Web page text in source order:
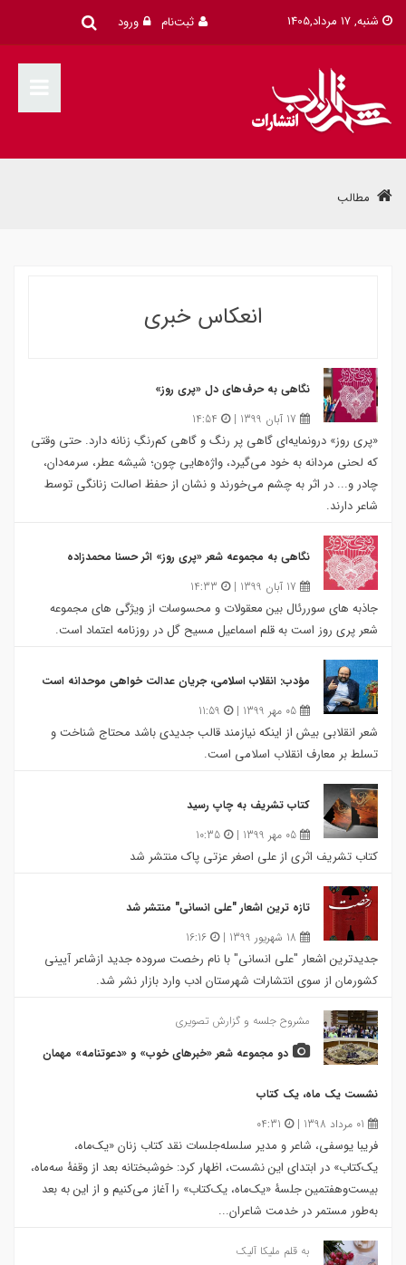
شنبه, 17 مرداد,1405 ثبت‌نام ورود
مطالب
انعکاس خبری
نگاهی به حرف‌‌های دل «پری‌ روز»
«پری روز» درونمایه‌ای گاهی پر رنگ و گاهی کم‌رنگِ زنانه دارد. حتی وقتی
که لحنی مردانه به خود می‌گیرد، واژه‌هایی چون؛ شیشه عطر، سرمه‌دان،
چادر و... در اثر به چشم می‌خورند و نشان از حفظ اصالت زنانگی توسط
شاعر دارند.
نگاهی به مجموعه شعر «پری روز» اثر حسنا محمدزاده
جاذبه های سوررئال بین معقولات و محسوسات از ویژگی های مجموعه
شعر پری روز است به قلم اسماعیل مسیح گل در روزنامه اعتماد است.
مؤدب: انقلاب اسلامی، جریان عدالت خواهی موحدانه است
شعر انقلابی بیش از اینکه نیازمند قالب جدیدی باشد محتاج شناخت و
تسلط بر معارف انقلاب اسلامی است.
کتاب تشریف به چاپ رسید
کتاب تشریف اثری از علی اصغر عزتی پاک منتشر شد
تازه ترین اشعار "علی انسانی" منتشر شد
جدیدترین اشعار "علی انسانی" با نام رخصت سروده جدید ازشاعر آیینی
کشورمان از سوی انتشارات شهرستان ادب وارد بازار نشر شد.
مشروح جلسه و گزارش تصویری
دو مجموعه شعر «خبرهای خوب» و «دعوتنامه» مهمان
نشست یک ماه، یک کتاب
فریبا یوسفی، شاعر و مدیر سلسله‌جلسات نقد کتاب زنان «یک‌ماه،
یک‌کتاب» در ابتدای این نشست، اظهار کرد: خوشبختانه بعد از وقفۀ سه‌ماه،
بیست‌و‌هفتمین جلسۀ «یک‌ماه، یک‌کتاب» را آغاز می‌کنیم و از این به بعد
به‌طور مستمر در خدمت شاعران...
به قلم ملیکا آلیک